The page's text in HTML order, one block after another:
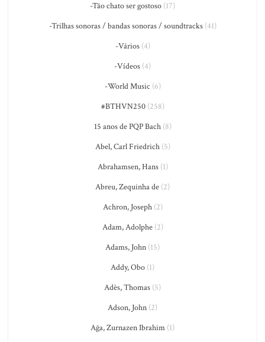
-Tão chato ser gostoso (17)
-Trilhas sonoras / bandas sonoras / soundtracks(41)
-Vários(4)
-Vídeos (4)
-World Music (6)
#BTHVN250(258)
15 anos de PQP Bach(8)
Abel, Carl Friedrich(5)
Abrahamsen, Hans(1)
Abreu, Zequinha de (2)
Achron, Joseph(2)
Adam, Adolphe(2)
Adams, John (15)
Addy, Obo (1)
Adès, Thomas (5)
Adson, John (2)
Ağa, Zurnazen Ibrahim (1)